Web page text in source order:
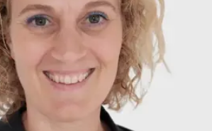
ervaringsverhalen